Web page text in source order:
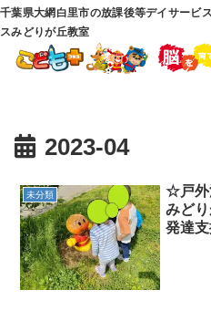
千葉県大網白里市の放課後等デイサー
スみどりが丘教室
2023-04
未分類
☆戸
みど
発達